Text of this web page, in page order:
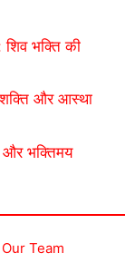
भक्ति की
और आस्था
भक्तिमय
Our Team